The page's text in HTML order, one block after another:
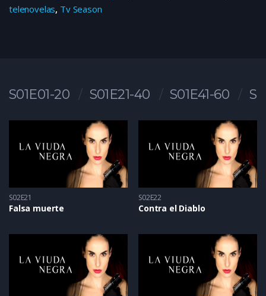
telenovelas, Tv Season
S01E01-20 S01E21-40 S01E41-60
S02E21
Falsa muerte
S02E22
Contra el Diablo